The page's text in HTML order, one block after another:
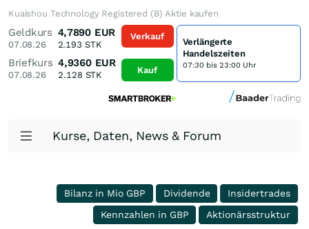
Kuaishou Technology Registered (B) Aktie kaufen
Geldkurs
07.08.26
4,7890 EUR
2.193 STK
Briefkurs
07.08.26
4,9360 EUR
2.128 STK
Verkauf
Kauf
Verlängerte
Handelszeiten
07:30 bis 23:00 Uhr
Kurse, Daten, News & Forum
Bilanz in Mio GBP Dividende
Insidertrades
Kennzahlen in GBP
Aktionärsstruktur